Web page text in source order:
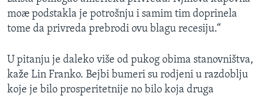
moæ podstakla je potrošnju i samim tim doprinela
tome da privreda prebrodi ovu blagu recesiju.“
U pitanju je daleko više od pukog obima stanovništva,
kaže Lin Franko. Bejbi bumeri su rodjeni u razdoblju
koje je bilo prosperitetnije no bilo koja druga